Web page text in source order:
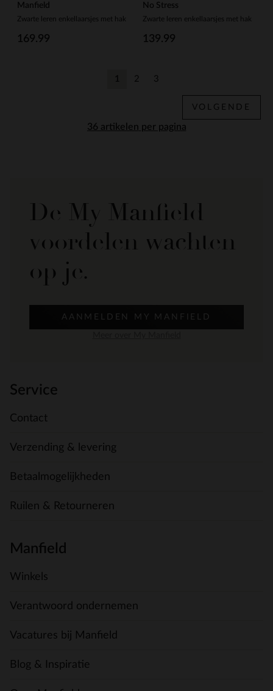
Manfield
Zwarte leren enkellaarsjes met hak
169.99
No Stress
Zwarte leren enkellaarsjes met hak
139.99
per pagina
1 2 3
VOLGENDE
De My Manfield
voordelen wachten
op je.
AANMELDEN MY MANFIELD
Service
Contact
Verzending & levering
Betaalmogelijkheden
Ruilen & Retourneren
Manfield
Winkels
Verantwoord ondernemen
Vacatures bij Manfield
Blog & Inspiratie